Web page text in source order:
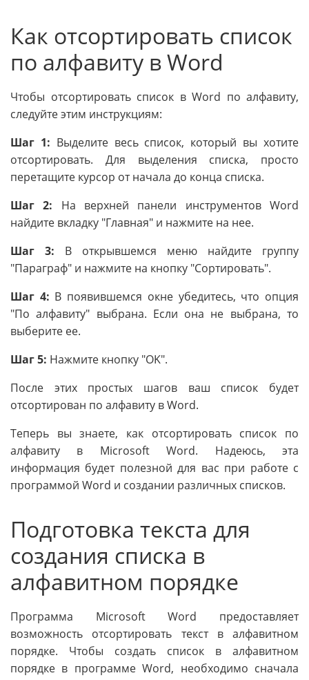
Как отсортировать список
по алфавиту в Word
Чтобы отсортировать список в Word по алфавиту,
следуйте этим инструкциям:
Шаг 1: Выделите весь список, который вы хотите
отсортировать. Для выделения списка, просто
перетащите курсор от начала до конца списка.
Шаг 2: На верхней панели инструментов Word
найдите вкладку "Главная" и нажмите на нее.
Шаг 3: В открывшемся меню найдите группу
"Параграф" и нажмите на кнопку "Сортировать".
Шаг 4: В появившемся окне убедитесь, что опция
"По алфавиту" выбрана. Если она не выбрана, то
выберите ее.
Шаг 5: Нажмите кнопку "OK".
После этих простых шагов ваш список будет
отсортирован по алфавиту в Word.
Теперь вы знаете, как отсортировать список по
алфавиту в Microsoft Word. Надеюсь, эта
информация будет полезной для вас при работе с
программой Word и создании различных списков.
Подготовка текста для
создания списка в
алфавитном порядке
Программа Microsoft Word предоставляет
возможность отсортировать текст в алфавитном
порядке. Чтобы создать список в алфавитном
порядке в программе Word, необходимо сначала